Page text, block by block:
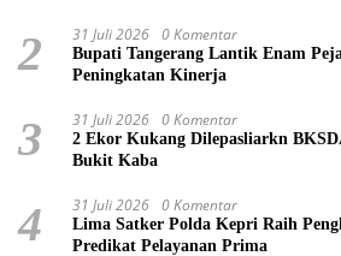
2 31 Juli 2026 0 Komentar
Bupati Tangerang Lantik Enam
Peningkatan Kinerja
3 31 Juli 2026 0 Komentar
2 Ekor Kukang Dilepasliarkn
Bukit Kaba
4 31 Juli 2026 0 Komentar
Lima Satker Polda Kepri Raih
Predikat Pelayanan Prima